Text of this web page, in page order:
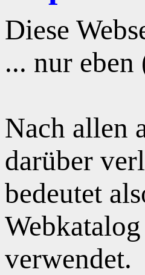
Diese
... nur
Nach allen
darüber
bedeutet
verwendet.